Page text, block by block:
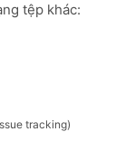
tệp khác:
tracking)